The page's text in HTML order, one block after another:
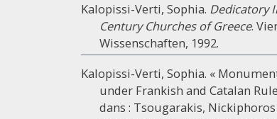
Kalopissi-Verti, Sophia. Dedicatory
Century Churches of Greece.
Wissenschaften, 1992.
Kalopissi-Verti, Sophia. «
under Frankish and Catalan
dans : Tsougarakis, Nickiphoros